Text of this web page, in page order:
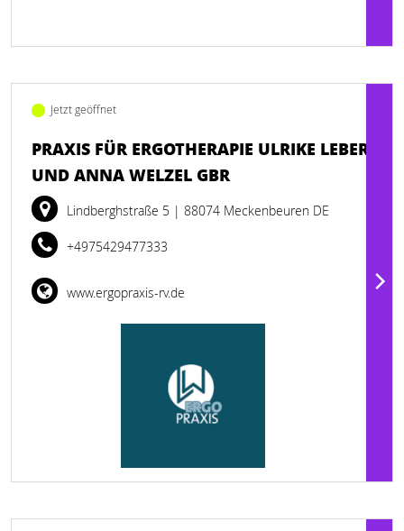
Jetzt geöffnet
PRAXIS FÜR ERGOTHERAPIE ULRIKE LEBER
UND ANNA WELZEL GBR
Lindberghstraße 5 | 88074 Meckenbeuren DE
+4975429477333
www.ergopraxis-rv.de